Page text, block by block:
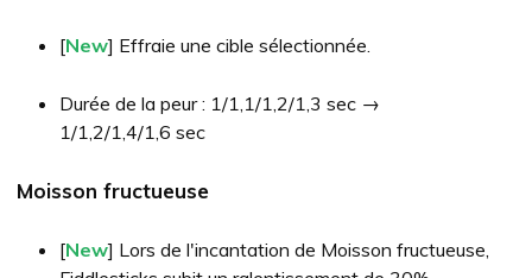
[New] Effraie une cible sélectionnée.
Durée de la peur : 1/1,1/1,2/1,3 sec →
1/1,2/1,4/1,6 sec
Moisson fructueuse
[New] Lors de l'incantation de Moisson fructueuse,